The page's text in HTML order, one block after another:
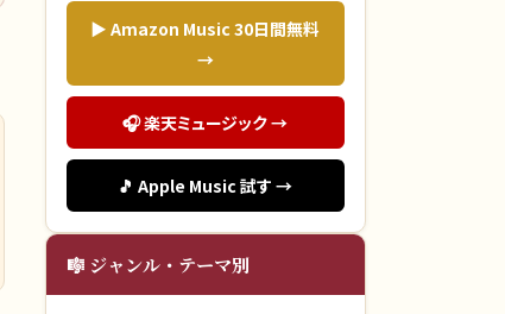
▶ Amazon Music 30日間無料
→
🎧 楽天ミュージック →
🎵 Apple Music 試す →
🎼 ジャンル・テーマ別